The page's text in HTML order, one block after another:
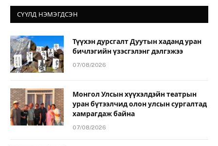
СҮҮЛД НЭМЭГДСЭН
Түүхэн дурсгалт Дуутын хаданд уран
бичлэгийн үзэсгэлэнг дэлгэжээ
07/08/2026
Монгол Улсын хүүхэлдэйн театрын
уран бүтээлчид олон улсын сургалтад
хамрагдаж байна
07/08/2026